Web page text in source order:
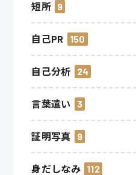
短所 9
自己PR 150
自己分析 24
言葉遣い 3
証明写真 9
身だしなみ 112